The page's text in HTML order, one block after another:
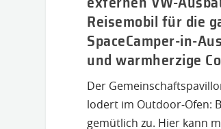
Reisemobil für die
SpaceCamper-in-
und warmherzige
Der
lodert im Outdoor-Ofen:
gemütlich zu. Hier kann